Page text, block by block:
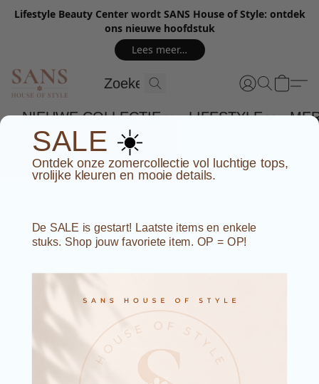
Lifestyle Beauty Center wordt SANS House of Style: ontdek
ons nieuwe hoofdstuk
Lees meer…
NIEUWE COLLECTIE LIFESTYLE
SALE ☀️
Ontdek onze zomercollectie vol luchtige tops,
vrolijke kleuren en mooie details.
De SALE is gestart! Laatste items en enkele
stuks. Shop jouw favoriete item. OP = OP!